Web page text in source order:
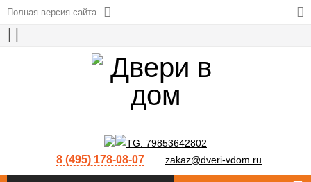
Полная версия сайта
8 (495) 178-08-07 zakaz@dveri-vdom.ru